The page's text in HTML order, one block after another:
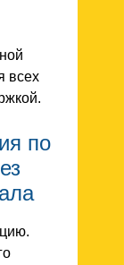
всех
по